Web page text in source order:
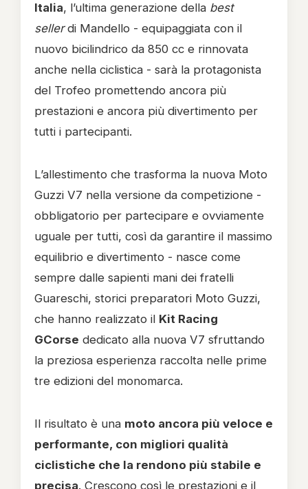
Italia, l’ultima generazione della best
sellerdi Mandello - equipaggiata con il
nuovo bicilindrico da 850 cc e rinnovata
anche nella ciclistica - sarà la protagonista
del Trofeo promettendo ancora più
prestazioni e ancora più divertimento per
tutti i partecipanti.
L’allestimento che trasforma la nuova Moto
Guzzi V7 nella versione da competizione -
obbligatorio per partecipare e ovviamente
uguale per tutti, così da garantire il massimo
equilibrio e divertimento - nasce come
sempre dalle sapienti mani dei fratelli
Guareschi, storici preparatori Moto Guzzi,
che hanno realizzato il Kit Racing
GCorse dedicato alla nuova V7 sfruttando
la preziosa esperienza raccolta nelle prime
tre edizioni del monomarca.
Il risultato è una moto ancora più veloce e
performante, con migliori qualità
ciclistiche che la rendono più stabile e
precisa. Crescono così le prestazioni e il